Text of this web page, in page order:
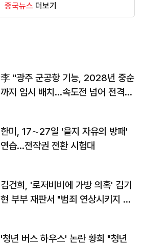
중국뉴스 더보기
李 "광주 군공항 기능, 2028년 중순
까지 임시 배치…속도전 넘어 전격
한미, 17∼27일 '을지 자유의 방패'
연습…전작권 전환 시험대
김건희, '로저비비에 가방 의혹' 김기
현 부부 재판서 "범죄 연상시키지 말
'청년 버스 하우스' 논란 황희 "청년